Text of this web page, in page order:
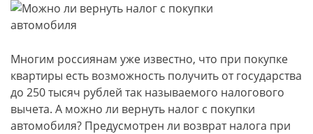
Многим россиянам уже известно, что при покупке
квартиры есть возможность получить от государства
до 250 тысяч рублей так называемого налогового
вычета. А можно ли вернуть налог с покупки
автомобиля? Предусмотрен ли возврат налога при